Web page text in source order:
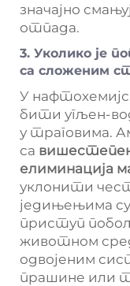
значајно
отпада.
3. Уколико је
са сложеним
У
бити угљен-
у траговима.
са
елиминација
уклонити
једињењима
приступ
животном
одвојеним
прашине или